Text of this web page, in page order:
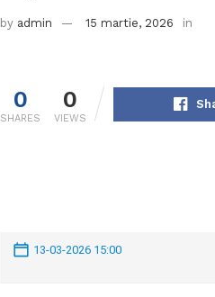
by admin 15 martie, 2026 in
0
SHARES
0
VIEWS
13-03-2026 15:00